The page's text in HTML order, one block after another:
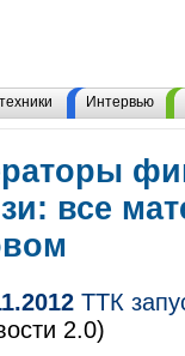
Интервью
все
ТТК
2.0)